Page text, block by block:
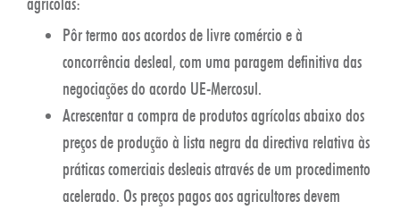
Pôr termo aos acordos de livre comércio e à
concorrência desleal, com uma paragem definitiva das
negociações do acordo UE-Mercosul.
Acrescentar a compra de produtos agrícolas abaixo dos
preços de produção à lista negra da directiva relativa às
práticas comerciais desleais através de um procedimento
acelerado. Os preços pagos aos agricultores devem